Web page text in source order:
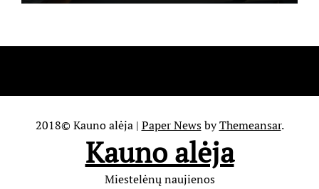
2018© Kauno alėja | Paper NewsbyThemeansar.
Kauno alėja
Miestelėnų naujienos